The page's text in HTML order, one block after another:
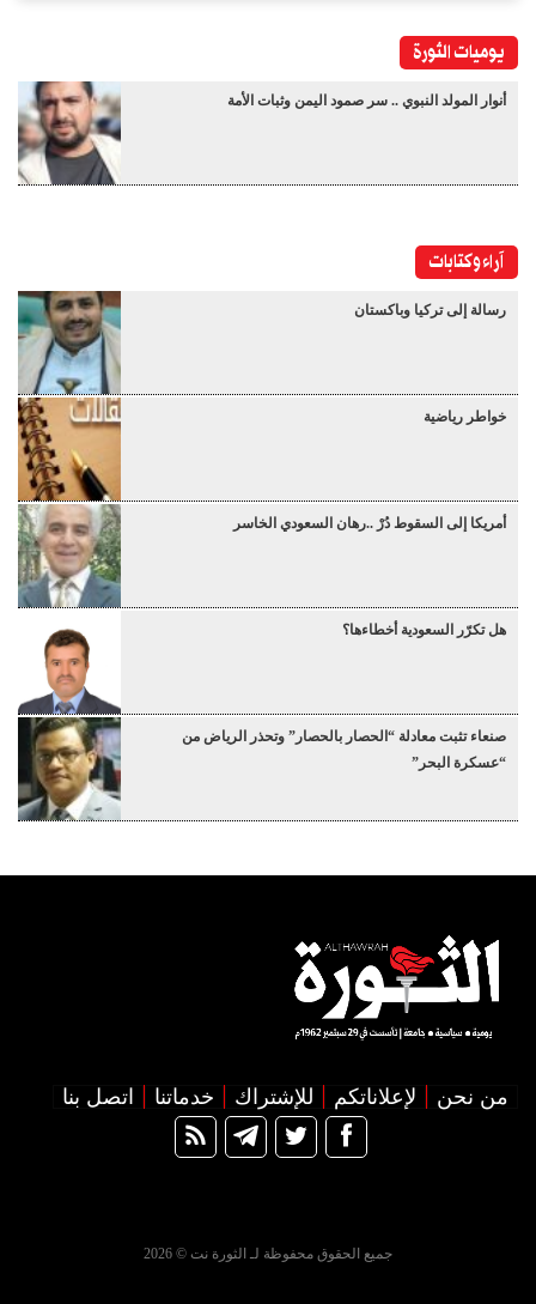
يوميات الثورة
أنوار المولد النبوي .. سر صمود اليمن وثبات الأمة
آراء وكتابات
رسالة إلى تركيا وباكستان
خواطر رياضية
أمريكا إلى السقوط دُرْ ..رهان السعودي الخاسر
هل تكرّر السعودية أخطاءها؟
صنعاء تثبت معادلة “الحصار بالحصار” وتحذر الرياض من
“عسكرة البحر”
من نحن لإعلاناتكم للإشتراك خدماتنا اتصل بنا
جميع الحقوق محفوظة لـ الثورة نت © 2026